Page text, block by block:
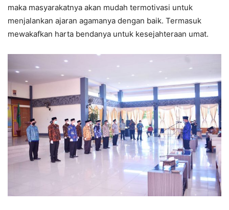
maka masyarakatnya akan mudah termotivasi untuk
menjalankan ajaran agamanya dengan baik. Termasuk
mewakafkan harta bendanya untuk kesejahteraan umat.